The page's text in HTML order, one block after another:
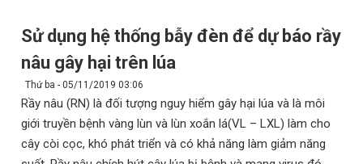
Sử dụng hệ thống bẫy đèn để dự báo rầy
nâu gây hại trên lúa
Thứ ba - 05/11/2019 03:06
Rầy nâu (RN) là đối tượng nguy hiểm gây hại lúa và là môi
giới truyền bệnh vàng lùn và lùn xoắn lá(VL – LXL) làm cho
cây còi cọc, khó phát triển và có khả năng làm giảm năng